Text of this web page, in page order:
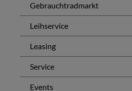
Gebrauchtradmarkt
Leihservice
Leasing
Service
Events